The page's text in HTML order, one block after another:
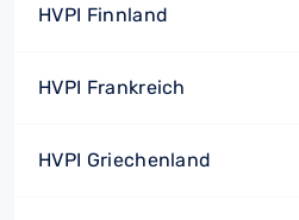
HVPI Finnland
HVPI Frankreich
HVPI Griechenland